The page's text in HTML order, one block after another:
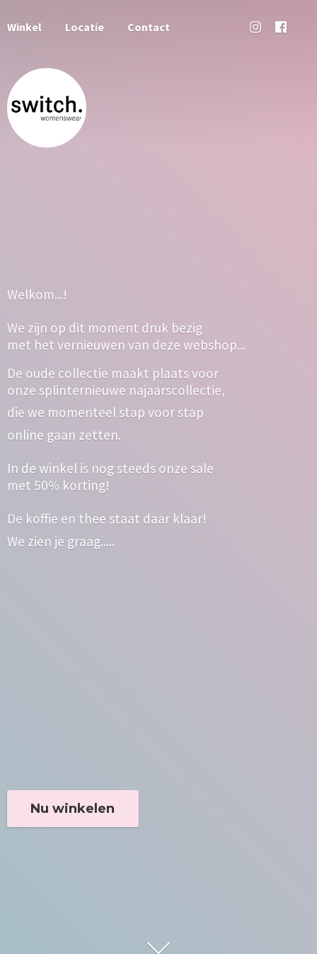
Winkel Locatie Contact
Welkom...!
We zijn op dit moment druk bezig
met het vernieuwen van deze webshop...
De oude collectie maakt plaats voor
onze splinternieuwe najaarscollectie,
die we momenteel stap voor stap
online gaan zetten.
In de winkel is nog steeds onze sale
met 50% korting!
De koffie en thee staat daar klaar!
We zien je graag.....
Nu winkelen